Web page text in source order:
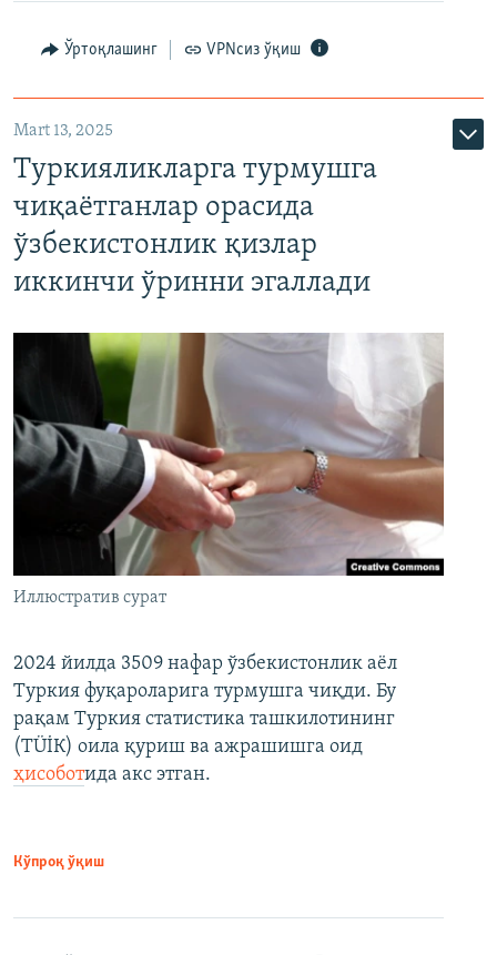
Ўртоқлашинг VPNсиз ўқиш
Mart 13, 2025
Туркияликларга турмушга
чиқаётганлар орасида
ўзбекистонлик қизлар
иккинчи ўринни эгаллади
Иллюстратив сурат
2024 йилда 3509 нафар ўзбекистонлик аёл
Туркия фуқароларига турмушга чиқди. Бу
рақам Туркия статистика ташкилотининг
(ТÜİК) оила қуриш ва ажрашишга оид
ҳисоботида акс этган.
Кўпроқ ўқиш